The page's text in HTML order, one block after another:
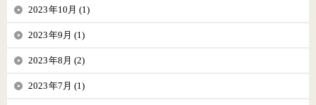
2023年10月 (1)
2023年9月 (1)
2023年8月 (2)
2023年7月 (1)